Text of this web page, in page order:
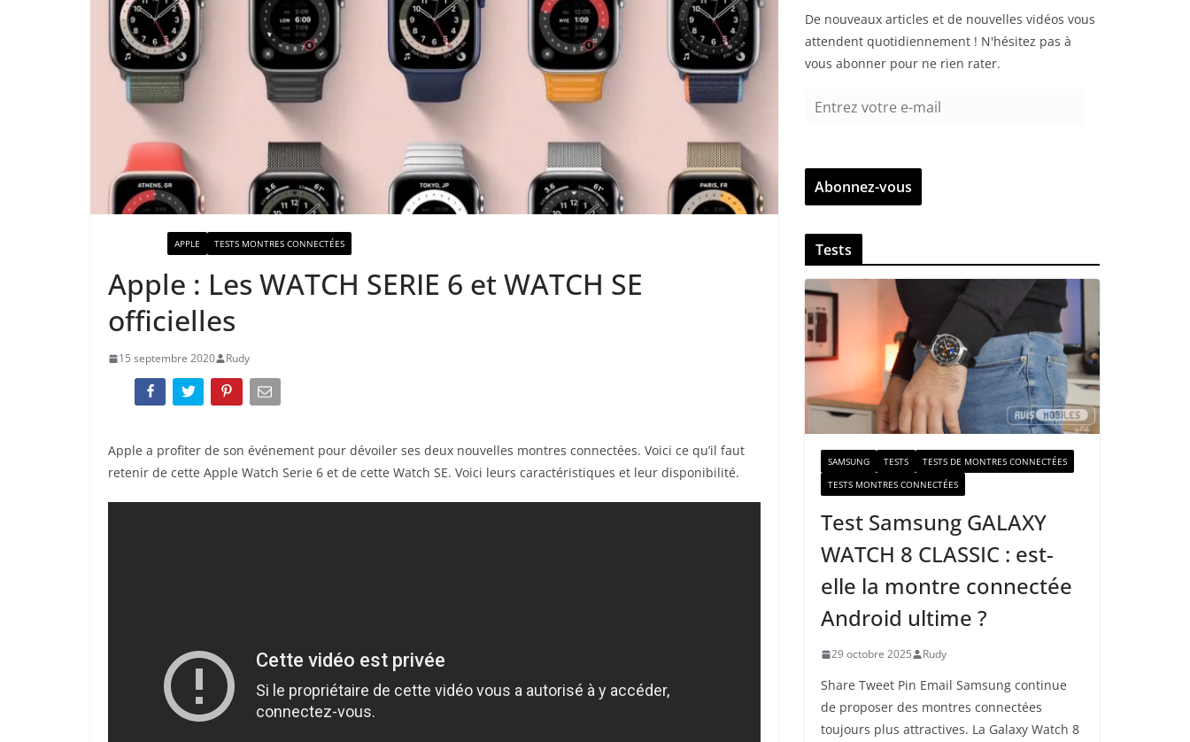
APPLE TESTS MONTRES CONNECTÉES
Apple : Les WATCH SERIE 6 et WATCH SE
officielles
15 septembre 2020 Rudy
Apple a profiter de son événement pour dévoiler ses deux nouvelles montres connectées. Voici ce qu’il faut
retenir de cette Apple Watch Serie 6 et de cette Watch SE. Voici leurs caractéristiques et leur disponibilité.
De nouveaux articles et de nouvelles vidéos vous
attendent quotidiennement ! N'hésitez pas à
vous abonner pour ne rien rater.
r
z
v
t
r
e
e
-
a
i
Abonnez-vous
Tests
SAMSUNG TESTS
TESTS DE MONTRES CONNECTÉES
TESTS MONTRES CONNECTÉES
Test Samsung GALAXY
WATCH 8 CLASSIC : est-
elle la montre connectée
Android ultime ?
29 octobre 2025 Rudy
Share Tweet Pin Email Samsung continue
de proposer des montres connectées
toujours plus attractives. La Galaxy Watch 8